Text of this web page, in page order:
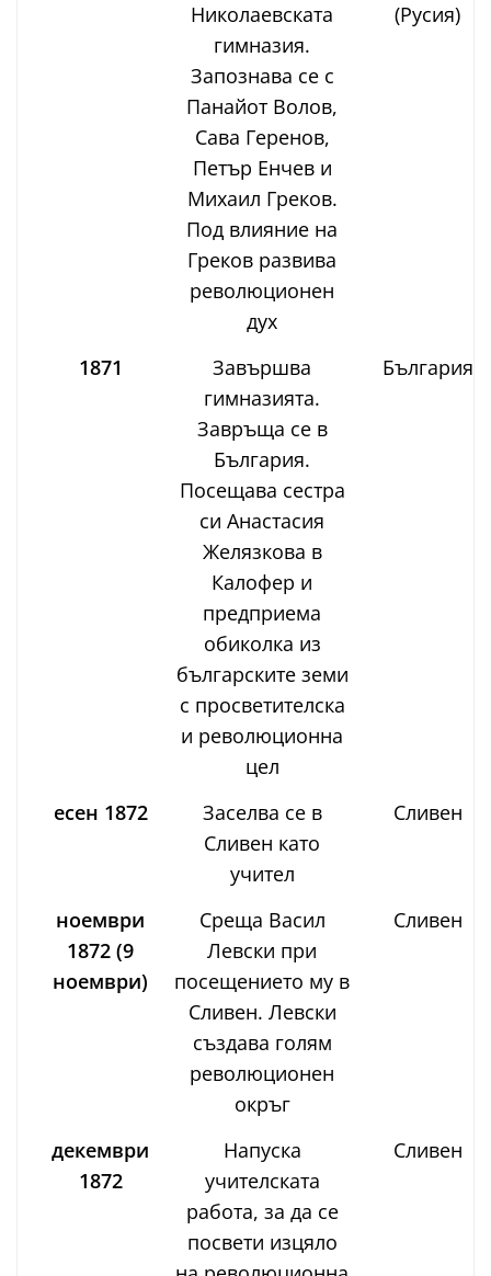
Николаевската
гимназия.
Запознава се с
Панайот Волов,
Сава Геренов,
Петър Енчев и
Михаил Греков.
Под влияние на
Греков развива
революционен
дух
(Русия)
1871
Завършва
гимназията.
Завръща се в
България.
Посещава сестра
си Анастасия
Желязкова в
Калофер и
предприема
обиколка из
българските земи
с просветителска
и революционна
цел
България
есен 1872
Заселва се в
Сливен като
учител
Сливен
ноември
1872 (9
ноември)
Среща Васил
Левски при
посещението му в
Сливен. Левски
създава голям
революционен
окръг
Сливен
декември
1872
Напуска
учителската
работа, за да се
посвети изцяло
Сливен